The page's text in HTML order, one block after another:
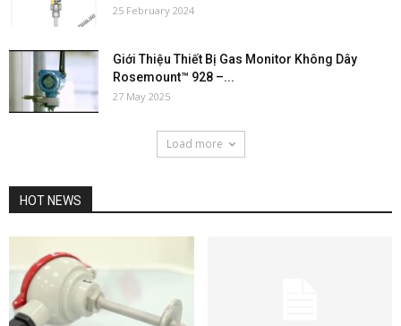
25 February 2024
Giới Thiệu Thiết Bị Gas Monitor Không Dây
Rosemount™ 928 –...
27 May 2025
Load more
HOT NEWS